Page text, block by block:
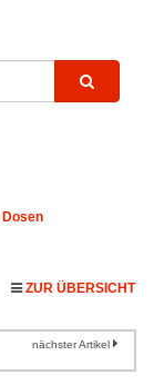
ZUR ÜBERSICHT
nächster Artikel